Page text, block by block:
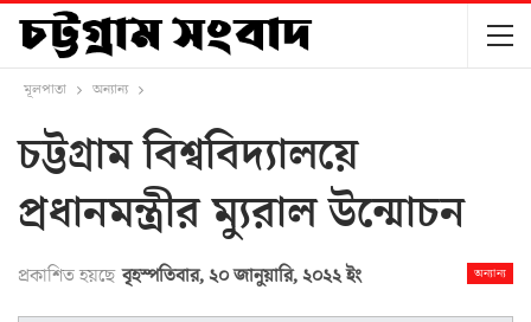
মূলপাতা অন্যান্য
চট্টগ্রাম বিশ্ববিদ্যালয়ে
প্রধানমন্ত্রীর ম্যুরাল উন্মোচন
অন্যান্য
প্রকাশিত হয়ছে বৃহস্পতিবার, ২০ জানুয়ারি, ২০২২ ইং